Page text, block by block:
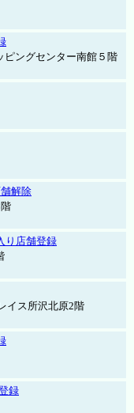
ングセンター南館５階
解除
り店舗登録
イス所沢北原2階
録